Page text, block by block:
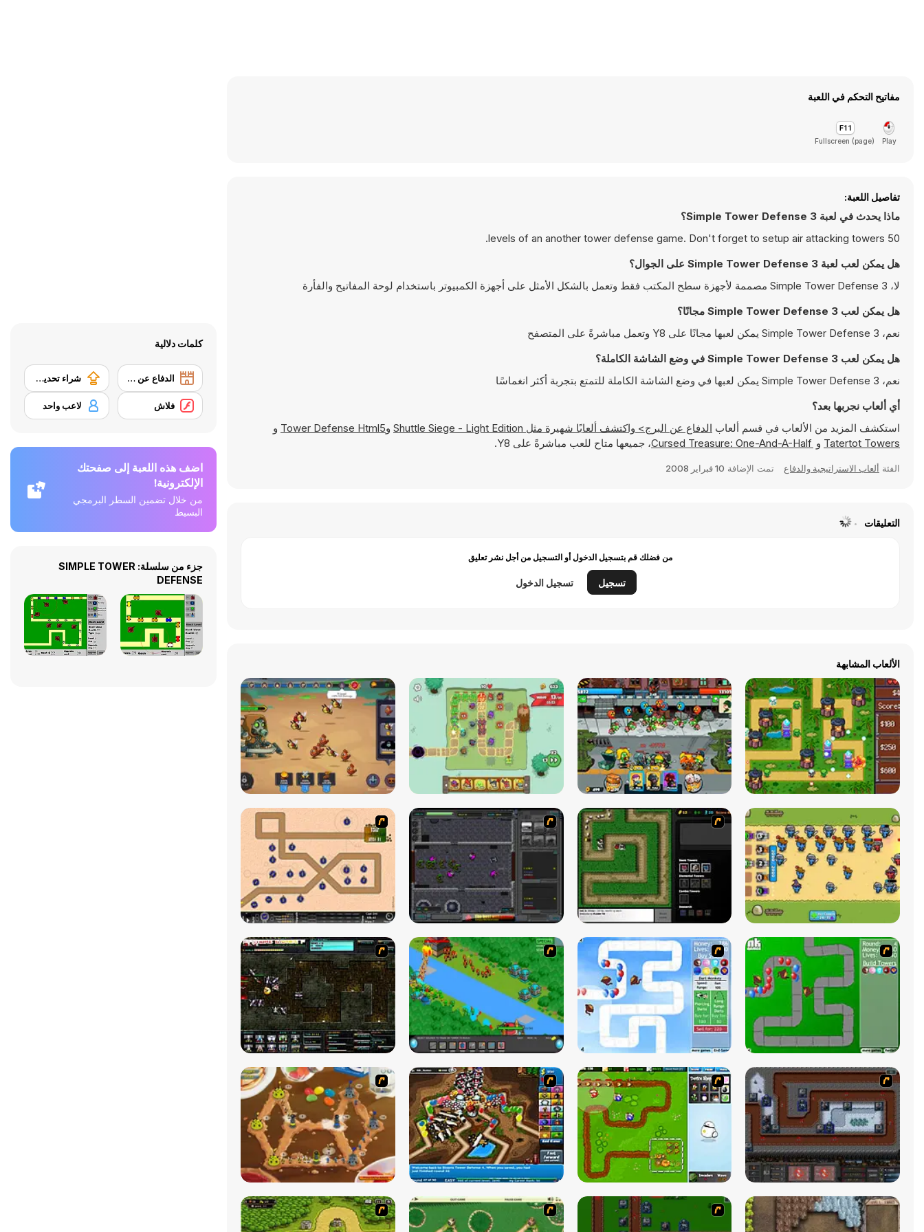
مفاتيح التحكم في اللعبة
Play
Fullscreen (page)
تفاصيل اللعبة:
ماذا يحدث في لعبة Simple Tower Defense 3؟
50 levels of an another tower defense game. Don't forget to setup air attacking towers.
هل يمكن لعب لعبة Simple Tower Defense 3 على الجوال؟
لا، Simple Tower Defense 3 مصممة لأجهزة سطح المكتب فقط وتعمل بالشكل الأمثل على أجهزة الكمبيوتر باستخدام لوحة المفاتيح والفأرة
هل يمكن لعب Simple Tower Defense 3 مجانًا؟
نعم، Simple Tower Defense 3 يمكن لعبها مجانًا على Y8 وتعمل مباشرةً على المتصفح
هل يمكن لعب Simple Tower Defense 3 في وضع الشاشة الكاملة؟
نعم، Simple Tower Defense 3 يمكن لعبها في وضع الشاشة الكاملة للتمتع بتجربة أكثر انغماسًا
أي ألعاب نجربها بعد؟
استكشف المزيد من الألعاب في قسم ألعاب الدفاع عن البرج> واكتشف ألعابًا شهيرة مثل Shuttle Siege - Light Edition وTower Defense Html5 و
Tatertot Towers و Cursed Treasure: One-And-A-Half، جميعها متاح للعب مباشرةً على Y8.
الفئة ألعاب الاستراتيجية والدفاع تمت الإضافة 10 فبراير 2008
التعليقات
من فضلك قم بتسجيل الدخول أو التسجيل من أجل نشر تعليق
تسجيل تسجيل الدخول
الألعاب المشابهة
كلمات دلالية
الدفاع عن البرج شراء تحديث المعدات
فلاش لاعب واحد
اضف هذه اللعبة إلى صفحتك
الإلكترونية!
من خلال تضمين السطر البرمجي
البسيط
جزء من سلسلة: SIMPLE TOWER
DEFENSE